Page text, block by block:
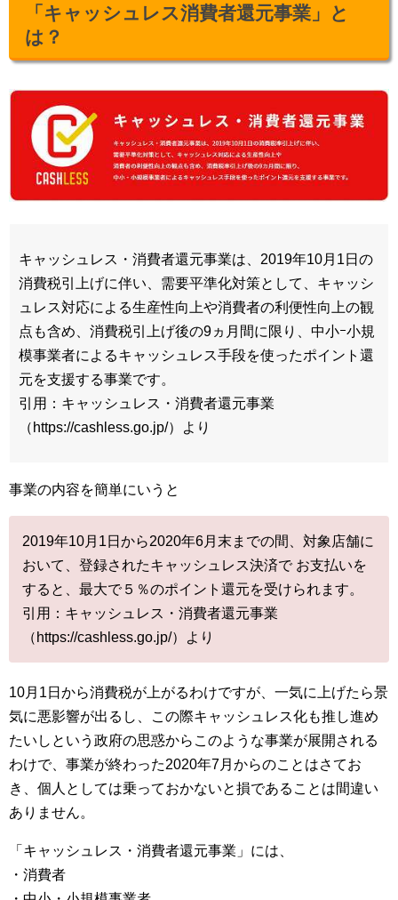
「キャッシュレス消費者還元事業」と
は？
キャッシュレス・消費者還元事業は、2019年10月1日の
消費税引上げに伴い、需要平準化対策として、キャッシ
ュレス対応による生産性向上や消費者の利便性向上の観
点も含め、消費税引上げ後の9ヵ月間に限り、中小ｰ小規
模事業者によるキャッシュレス手段を使ったポイント還
元を支援する事業です。
引用：キャッシュレス・消費者還元事業
（https://cashless.go.jp/）より
事業の内容を簡単にいうと
2019年10月1日から2020年6月末までの間、対象店舗に
おいて、登録されたキャッシュレス決済で お支払いを
すると、最大で５％のポイント還元を受けられます。
引用：キャッシュレス・消費者還元事業
（https://cashless.go.jp/）より
10月1日から消費税が上がるわけですが、一気に上げたら景
気に悪影響が出るし、この際キャッシュレス化も推し進め
たいしという政府の思惑からこのような事業が展開される
わけで、事業が終わった2020年7月からのことはさてお
き、個人としては乗っておかないと損であることは間違い
ありません。
「キャッシュレス・消費者還元事業」には、
・消費者